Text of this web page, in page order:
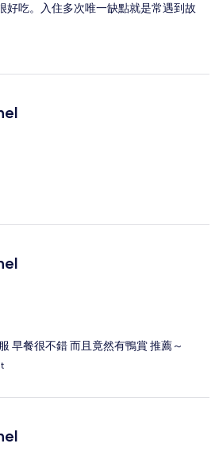
好吃。入住多次唯一缺點就是常遇到故
早餐很不錯 而且竟然有鴨賞 推薦～